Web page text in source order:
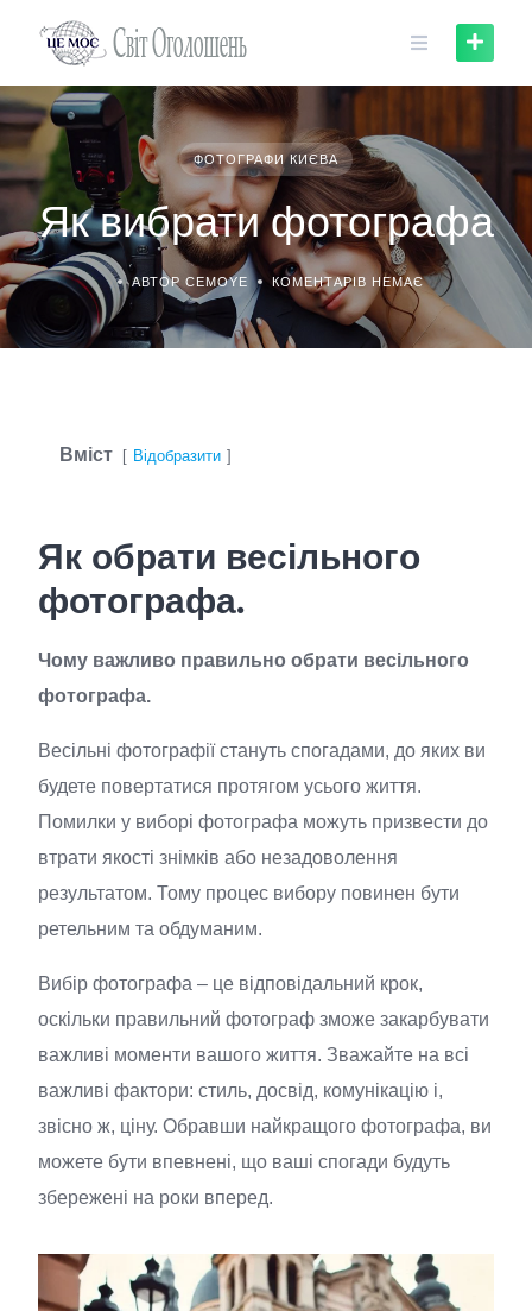
ФОТОГРАФИ КИЄВА
Як вибрати фотографа
АВТОР CEMOYE КОМЕНТАРІВ НЕМАЄ
Вміст Відобразити
Як обрати весільного
фотографа.
Чому важливо правильно обрати весільного
фотографа.
Весільні фотографії стануть спогадами, до яких ви
будете повертатися протягом усього життя.
Помилки у виборі фотографа можуть призвести до
втрати якості знімків або незадоволення
результатом. Тому процес вибору повинен бути
ретельним та обдуманим.
Вибір фотографа – це відповідальний крок,
оскільки правильний фотограф зможе закарбувати
важливі моменти вашого життя. Зважайте на всі
важливі фактори: стиль, досвід, комунікацію і,
звісно ж, ціну. Обравши найкращого фотографа, ви
можете бути впевнені, що ваші спогади будуть
збережені на роки вперед.